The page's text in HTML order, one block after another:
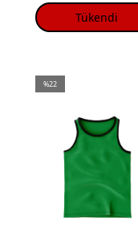
Tükendi
%22